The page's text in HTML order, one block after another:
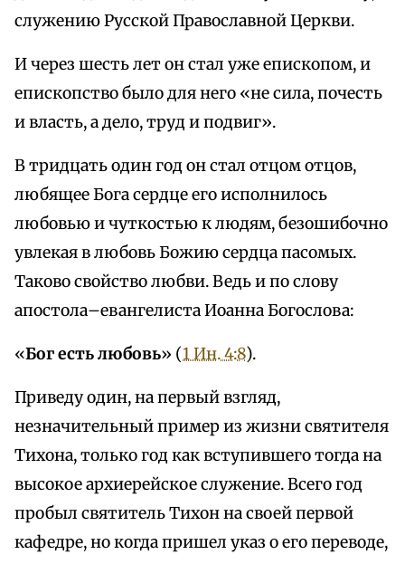
служению Русской Православной Церкви.
И через шесть лет он стал уже епископом, и
епископство было для него «не сила, почесть
и власть, а дело, труд и подвиг».
В тридцать один год он стал отцом отцов,
любящее Бога сердце его исполнилось
любовью и чуткостью к людям, безошибочно
увлекая в любовь Божию сердца пасомых.
Таково свойство любви. Ведь и по слову
апостола–евангелиста Иоанна Богослова:
«Бог есть любовь» (1 Ин. 4:8).
Приведу один, на первый взгляд,
незначительный пример из жизни святителя
Тихона, только год как вступившего тогда на
высокое архиерейское служение. Всего год
пробыл святитель Тихон на своей первой
кафедре, но когда пришел указ о его переводе,